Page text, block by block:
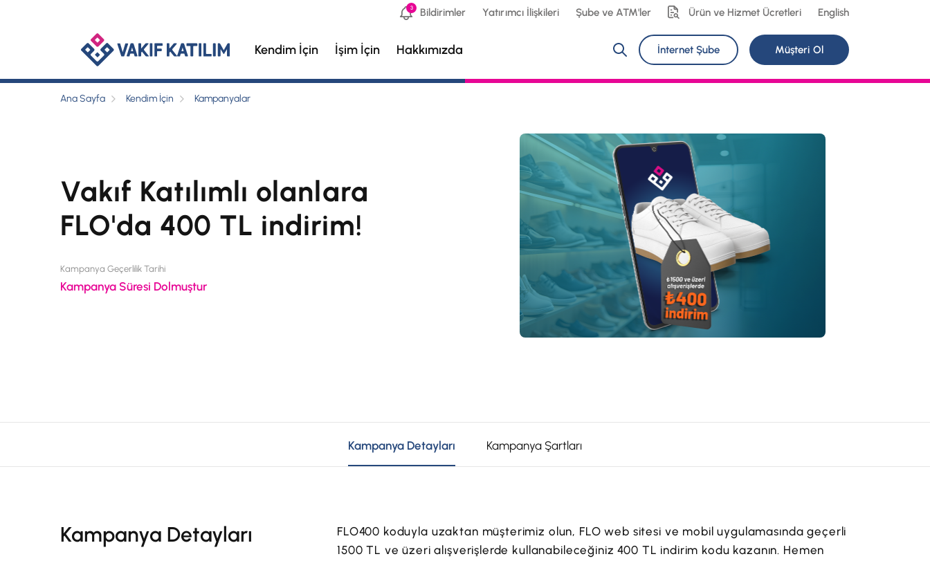
3 Bildirimler Yatırımcı İlişkileri Şube ve ATM'ler Ürün ve Hizmet Ücretleri English
Kendim İçin İşim İçin Hakkımızda İnternet Şube Müşteri Ol
Ana Sayfa Kendim İçin Kampanyalar
Vakıf Katılımlı olanlara
FLO'da 400 TL indirim!
Kampanya Geçerlilik Tarihi
Kampanya Süresi Dolmuştur
Kampanya Detayları Kampanya Şartları
Kampanya Detayları
FLO400 koduyla uzaktan müşterimiz olun, FLO web sitesi ve mobil uygulamasında geçerli
1500 TL ve üzeri alışverişlerde kullanabileceğiniz 400 TL indirim kodu kazanın. Hemen